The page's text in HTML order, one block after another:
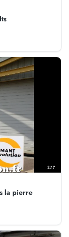
2:17
la pierre